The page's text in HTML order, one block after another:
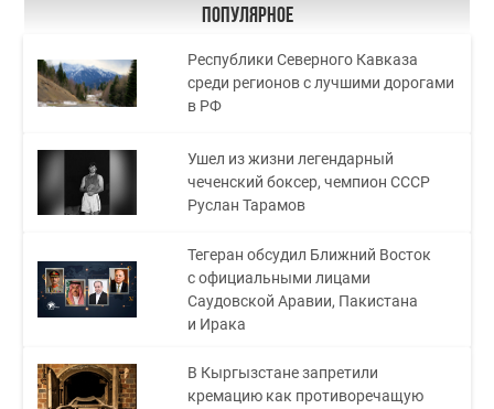
Популярное
Республики Северного Кавказа
среди регионов с лучшими дорогами
в РФ
Ушел из жизни легендарный
чеченский боксер, чемпион СССР
Руслан Тарамов
Тегеран обсудил Ближний Восток
с официальными лицами
Саудовской Аравии, Пакистана
и Ирака
В Кыргызстане запретили
кремацию как противоречащую